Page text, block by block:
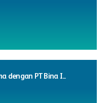
dengan PT Bina I...